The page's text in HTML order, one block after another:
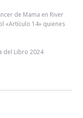
de Mama en River
«Artículo 14» quienes
del Libro 2024